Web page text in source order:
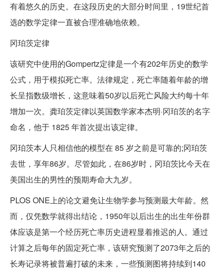
有着悠久的历史。在这段历史的大部分时间里，19世纪首
选的数学定律一直被合理准确地依赖。
冈珀茨定律
该研究中使用的Gompertz定律是一个有202年历史的数学
公式，用于模拟死亡率。法律规定，死亡率随着年龄的增
长呈指数级增长，这意味着50岁以后死亡风险大约每十年
增加一次。龚珀茨定律以英国数学家本杰明·冈珀茨的名字
命名，他于 1825 年首次提出该定律。
冈珀茨本人只相信他的模型在 85 岁之前是可靠的;冈珀茨
去世，享年86岁。尽管如此，在86岁时，冈珀茨比今天在
美国出生的男性的预期寿命大九岁。
PLOS ONE上的论文避免让生物学参与预测最大年龄。然
而，仅凭数学就得出结论，1950年以后出生的出生年份群
体应该是第一个经历死亡率历史进程显着推迟的人。通过
计算之后每年的固定死亡率，该研究预测了2073年之后的
长寿记录将被普遍打破的未来，一些预测图将持续到140